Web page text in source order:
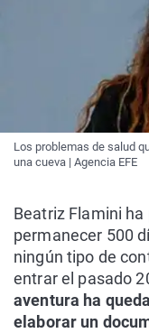
Los problemas de salud
una cueva | Agencia EFE
Beatriz Flamini
permanecer 500
ningún tipo de
entrar el pasado
aventura ha
elaborar un